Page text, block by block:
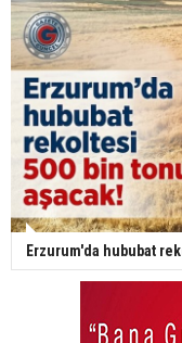
Erzurum'da hububat